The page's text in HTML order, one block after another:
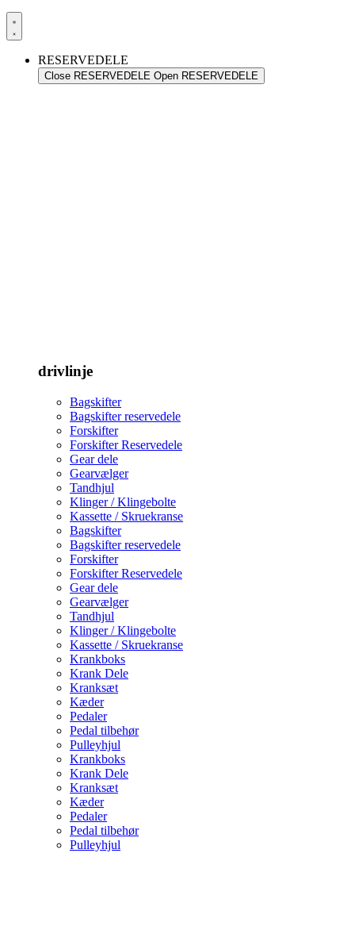
RESERVEDELE
Close RESERVEDELE Open RESERVEDELE
drivlinje
Bagskifter
Bagskifter reservedele
Forskifter
Forskifter Reservedele
Gear dele
Gearvælger
Tandhjul
Klinger / Klingebolte
Kassette / Skruekranse
Bagskifter
Bagskifter reservedele
Forskifter
Forskifter Reservedele
Gear dele
Gearvælger
Tandhjul
Klinger / Klingebolte
Kassette / Skruekranse
Krankboks
Krank Dele
Kranksæt
Kæder
Pedaler
Pedal tilbehør
Pulleyhjul
Krankboks
Krank Dele
Kranksæt
Kæder
Pedaler
Pedal tilbehør
Pulleyhjul